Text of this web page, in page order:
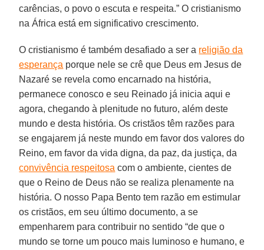
carências, o povo o escuta e respeita.” O cristianismo
na África está em significativo crescimento.
O cristianismo é também desafiado a ser a religião da
esperança porque nele se crê que Deus em Jesus de
Nazaré se revela como encarnado na história,
permanece conosco e seu Reinado já inicia aqui e
agora, chegando à plenitude no futuro, além deste
mundo e desta história. Os cristãos têm razões para
se engajarem já neste mundo em favor dos valores do
Reino, em favor da vida digna, da paz, da justiça, da
convivência respeitosa com o ambiente, cientes de
que o Reino de Deus não se realiza plenamente na
história. O nosso Papa Bento tem razão em estimular
os cristãos, em seu último documento, a se
empenharem para contribuir no sentido “de que o
mundo se torne um pouco mais luminoso e humano, e